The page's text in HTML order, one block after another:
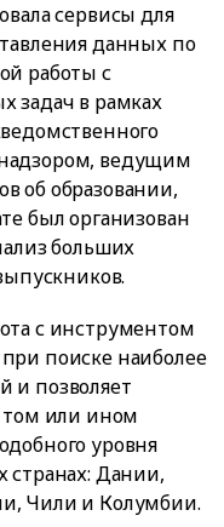
сервисы для
данных по
работы с
задач в рамках
ведущим
об образовании,
был организован
больших
с инструментом
поиске наиболее
и позволяет
том или ином
уровня
странах: Дании,
Чили и Колумбии.